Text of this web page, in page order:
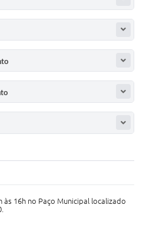
às 16h no Paço Municipal localizado